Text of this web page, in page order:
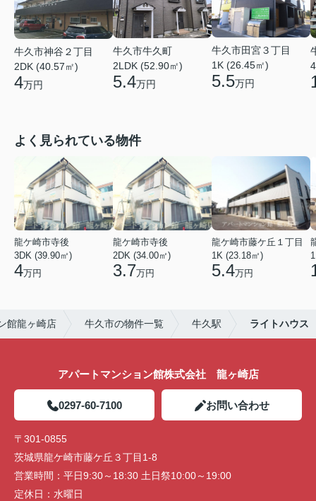
牛久市神谷２丁目
2DK (40.57㎡)
4万円
牛久市牛久町
2LDK (52.90㎡)
5.4万円
牛久市田宮３丁目
1K (26.45㎡)
5.5万円
よく見られている物件
龍ケ崎市寺後
3DK (39.90㎡)
4万円
龍ケ崎市寺後
2DK (34.00㎡)
3.7万円
龍ケ崎市藤ケ丘１丁目
1K (23.18㎡)
5.4万円
館龍ヶ崎店 牛久市の物件一覧 牛久駅 ライトハウス
アパートマンション館株式会社 龍ヶ崎店
0297-60-7100 お問い合わせ
〒301-0855
茨城県龍ケ崎市藤ケ丘３丁目1-8
営業時間： 平日9:30～18:30 土日祭10:00～19:00
定休日： 水曜日